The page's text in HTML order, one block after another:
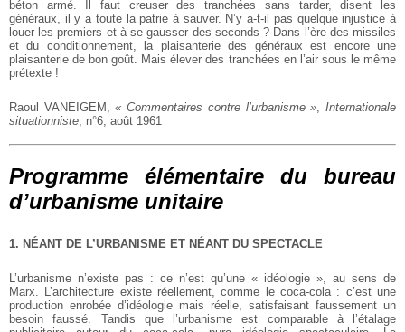
béton armé. Il faut creuser des tranchées sans tarder, disent les
généraux, il y a toute la patrie à sauver. N’y a-t-il pas quelque injustice à
louer les premiers et à se gausser des seconds ? Dans l’ère des missiles
et du conditionnement, la plaisanterie des généraux est encore une
plaisanterie de bon goût. Mais élever des tranchées en l’air sous le même
prétexte !
Raoul VANEIGEM,« Commentaires contre l’urbanisme » ,Internationale
situationniste , n°6, août 1961
Programme élémentaire du bureau
d’urbanisme unitaire
1. NÉANT DE L’URBANISME ET NÉANT DU SPECTACLE
L’urbanisme n’existe pas : ce n’est qu’une « idéologie », au sens de
Marx. L’architecture existe réellement, comme le coca-cola : c’est une
production enrobée d’idéologie mais réelle, satisfaisant faussement un
besoin faussé. Tandis que l’urbanisme est comparable à l’étalage